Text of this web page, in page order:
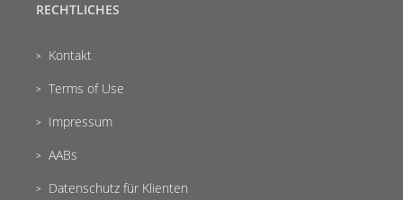
RECHTLICHES
Kontakt
Terms of Use
Impressum
AABs
Datenschutz für Klienten